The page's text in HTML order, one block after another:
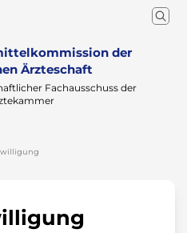
der
Ärzteschaft
Fachausschuss der